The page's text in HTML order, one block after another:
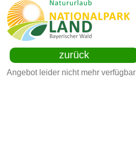
zurück
Angebot leider nicht mehr verfügbar